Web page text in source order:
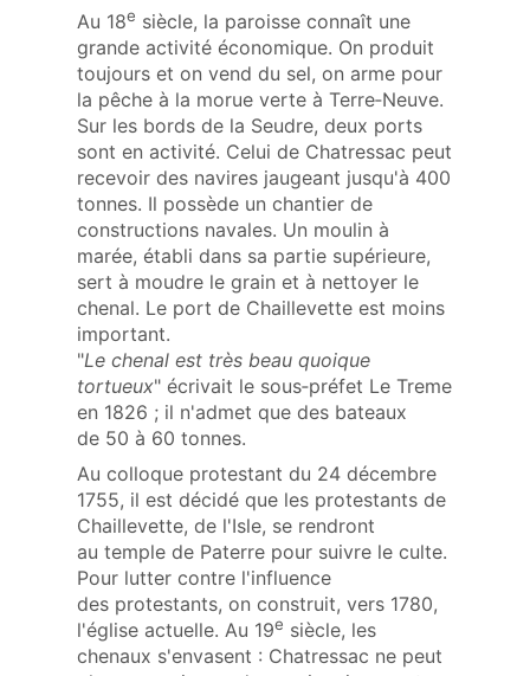
Au 18e siècle, la paroisse connaît une
grande activité économique. On produit
toujours et on vend du sel, on arme pour
la pêche à la morue verte à Terre‑Neuve.
Sur les bords de la Seudre, deux ports
sont en activité. Celui de Chatressac peut
recevoir des navires jaugeant jusqu'à 400
tonnes. Il possède un chantier de
constructions navales. Un moulin à
marée, établi dans sa partie supérieure,
sert à moudre le grain et à nettoyer le
chenal. Le port de Chaillevette est moins
important.
"Le chenal est très beau quoique
tortueux" écrivait le sous‑préfet Le Treme
en 1826 ; il n'admet que des bateaux
de 50 à 60 tonnes.
Au colloque protestant du 24 décembre
1755, il est décidé que les protestants de
Chaillevette, de l'Isle, se rendront
au temple de Paterre pour suivre le culte.
Pour lutter contre l'influence
des protestants, on construit, vers 1780,
l'église actuelle. Au 19e siècle, les
chenaux s'envasent : Chatressac ne peut